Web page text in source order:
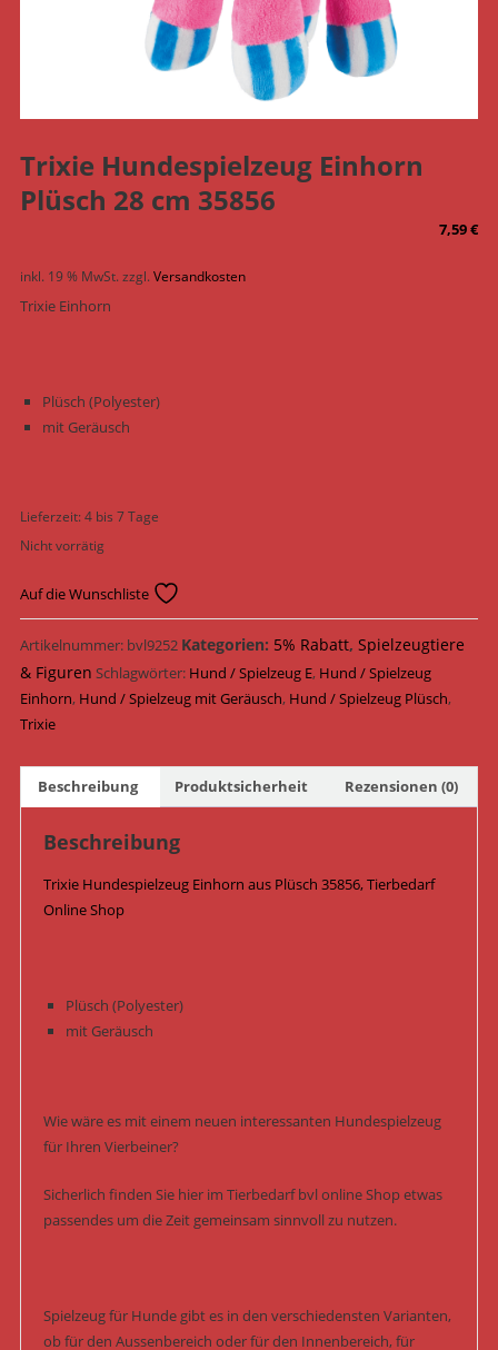
Trixie Hundespielzeug Einhorn
Plüsch 28 cm 35856
7,59€
inkl. 19 % MwSt. zzgl. Versandkosten
Trixie Einhorn
Plüsch (Polyester)
mit Geräusch
Lieferzeit:4 bis 7 Tage
Nicht vorrätig
Auf die Wunschliste
Artikelnummer: bvl9252 Kategorien: 5% Rabatt, Spielzeugtiere
& Figuren Schlagwörter: Hund / Spielzeug E, Hund / Spielzeug
Einhorn, Hund / Spielzeug mit Geräusch, Hund / Spielzeug Plüsch,
Trixie
Beschreibung Produktsicherheit Rezensionen (0)
Beschreibung
Trixie Hundespielzeug Einhorn aus Plüsch 35856, Tierbedarf
Online Shop
Plüsch (Polyester)
mit Geräusch
Wie wäre es mit einem neuen interessanten Hundespielzeug
für Ihren Vierbeiner?
Sicherlich finden Sie hier im Tierbedarf bvl online Shop etwas
passendes um die Zeit gemeinsam sinnvoll zu nutzen.
Spielzeug für Hunde gibt es in den verschiedensten Varianten,
ob für den Aussenbereich oder für den Innenbereich, für